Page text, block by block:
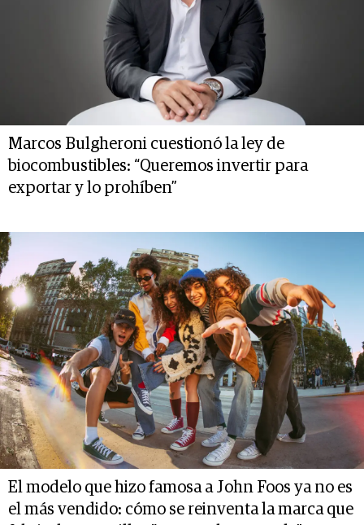
Marcos Bulgheroni cuestionó la ley de
biocombustibles: “Queremos invertir para
exportar y lo prohíben”
El modelo que hizo famosa a John Foos ya no es
el más vendido: cómo se reinventa la marca que